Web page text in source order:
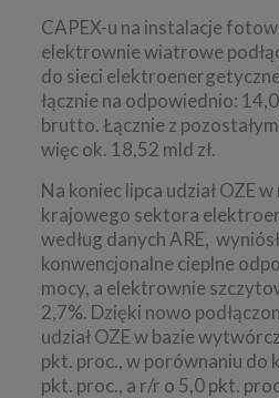
CAPEX-u na instalacje
elektrownie wiatrowe
do sieci
łącznie na odpowiednio:
brutto. Łącznie z
więc ok. 18,52 mld zł.
Na koniec lipca udział OZE
krajowego sektora
według danych ARE,
konwencjonalne cieplne
mocy, a elektrownie
2,7%. Dzięki nowo
udział OZE w bazie
pkt. proc., w porównaniu do
pkt. proc., a r/r o 5,0 pkt.